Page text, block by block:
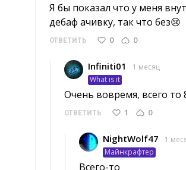
Я бы показал что у меня
дебаф ачивку, так что без😢
ОТВЕТИТЬ 0 0
Infiniti01
1 месяц
What is it
Очень вовремя, всего
ОТВЕТИТЬ 1 0
NightWolf47
1
Майнкрафтер
Всего-то